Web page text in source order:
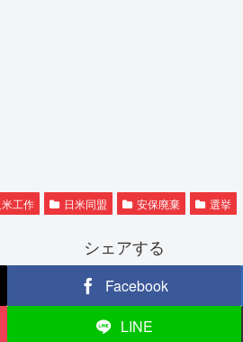
米工作 日米同盟 安保廃棄 選挙
シェアする
Facebook
LINE